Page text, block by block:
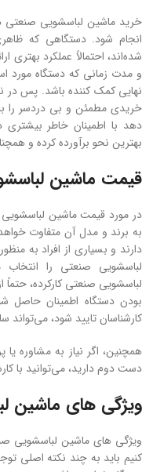
خرید ماشین لباسشویی
انجام شود. دستگاهی که
شده‌اند، احتمالاً عملکرد بهتری
و مدت زمانی که دستگاه مورد
نهایی کمک کننده باشد. پس در
خریدی مطمئن و بی دردسر را
دهد با اطمینان خاطر بیشتری
بهترین نحو برآورده کرده و
قیمت ماشین
در مورد قیمت ماشین
به برند و مدل آن متفاوت خواهد
دارند و بسیاری از افراد به
لباسشویی صنعتی را
لباسشویی صنعتی کارکرده، حتماً
بودن دستگاه اطمینان حاصل
کارشناسان تایید شود، می‌تواند
همچنین، اگر نیاز به مشاوره
دست دوم دارید، می‌توانید با
ویژگی های ماشین
ویژگی های ماشین لباسشویی
کنیم باید به چند نکته اصلی